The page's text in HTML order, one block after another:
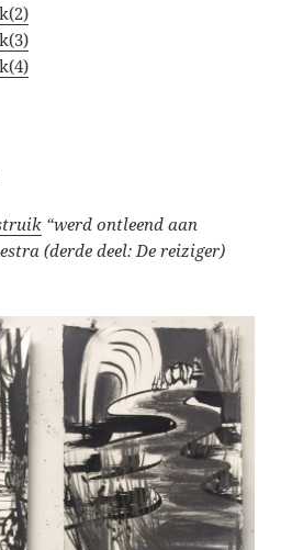
“werd ontleend aan
(derde deel: De reiziger)